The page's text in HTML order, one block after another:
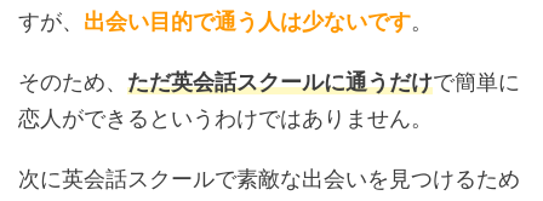
すが、 出会い目的で通う人は少ないです。
そのため、 ただ英会話スクールに通うだけで簡単に
恋人ができるというわけではありません。
次に英会話スクールで素敵な出会いを見つけるため